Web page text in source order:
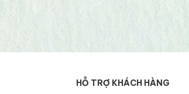
HỖ TRỢ KHÁCH HÀNG